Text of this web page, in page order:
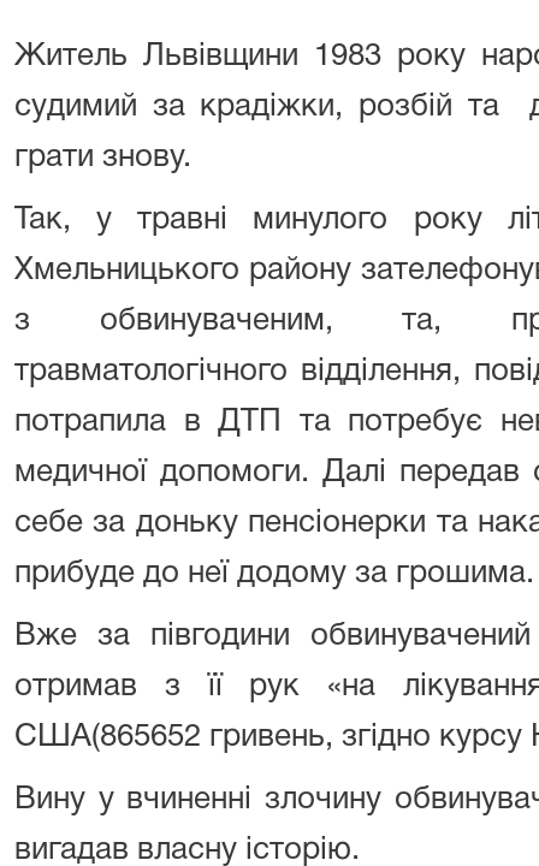
Житель Львівщини 1983 року
судимий за крадіжки, розбій та
грати знову.
Так, у травні минулого року
Хмельницького району
з обвинуваченим, та,
травматологічного відділення,
потрапила в ДТП та потребує
медичної допомоги. Далі передав
себе за доньку пенсіонерки та
прибуде до неї додому за
Вже за півгодини
отримав з її рук «на
США(865652 гривень, згідно
Вину у вчиненні злочину
вигадав власну історію.